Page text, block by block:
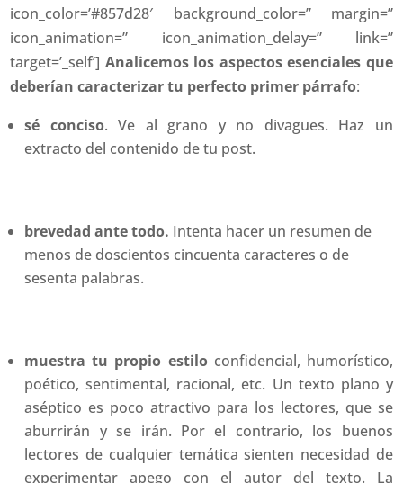
icon_color=’#857d28′ background_color=” margin=”
icon_animation=” icon_animation_delay=” link=”
target=’_self’] Analicemos los aspectos esenciales que
deberían caracterizar tu perfecto primer párrafo:
sé conciso. Ve al grano y no divagues. Haz un
extracto del contenido de tu post.
brevedad ante todo. Intenta hacer un resumen de
menos de doscientos cincuenta caracteres o de
sesenta palabras.
muestra tu propio estiloconfidencial, humorístico,
poético, sentimental, racional, etc. Un texto plano y
aséptico es poco atractivo para los lectores, que se
aburrirán y se irán. Por el contrario, los buenos
lectores de cualquier temática sienten necesidad de
experimentar apego con el autor del texto. La